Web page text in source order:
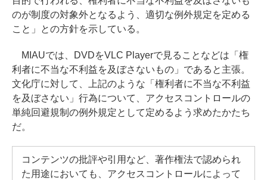
のが制度の対象外となるよう、適切な例外規定を定める
こと」との方針を示している。
MIAUでは、DVDをVLC Playerで見ることなどは「権
利者に不当な不利益を及ぼさないもの」であると主張。
文化庁に対して、上記のような「権利者に不当な不利益
を及ぼさない」行為について、アクセスコントロールの
単純回避規制の例外規定として定めるよう求めたかたち
だ。
コンテンツの批評や引用など、著作権法で認められ
た用途においても、アクセスコントロールによって